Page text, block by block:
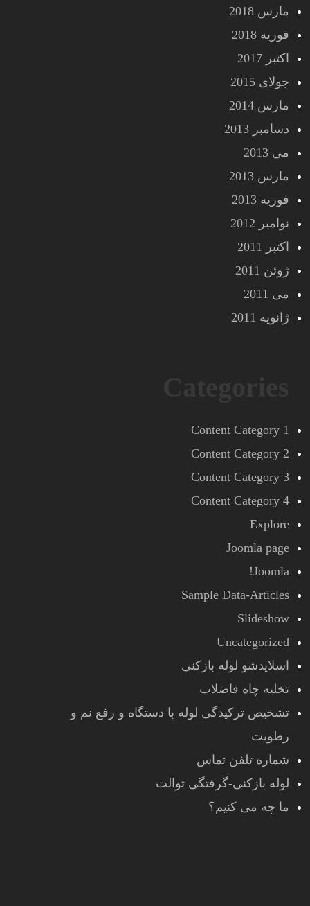
مارس 2018
فوریه 2018
اکتبر 2017
جولای 2015
مارس 2014
دسامبر 2013
می 2013
مارس 2013
فوریه 2013
نوامبر 2012
اکتبر 2011
ژوئن 2011
می 2011
ژانویه 2011
Content Category 1
Content Category 2
Content Category 3
Content Category 4
Explore
Joomla page
Joomla!
Sample Data-Articles
Slideshow
Uncategorized
اسلایدشو لوله بازکنی
تخلیه چاه فاضلاب
تشخیص ترکیدگی لوله با دستگاه و رفع نم و
رطوبت
شماره تلفن تماس
لوله بازکنی-گرفتگی توالت
ما چه می کنیم؟